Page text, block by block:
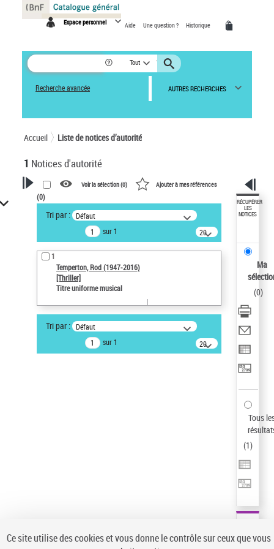
Espace personnel Aide Une question ? Historique
Tout
Recherche avancée AUTRES RECHERCHES
Accueil Liste de notices d’autorité
1 Notices d'autorité
VOTRE RECHERCHE
Recherche avancée dans les
notices d’autorité
Œuvres liées à l'auteur :
Temperton, Rod (1947-2016)
Auteur d’œuvre
Type de notice d'autorité
Titre uniforme musical
Voir la sélection (0) Ajouter à mes références
(0)
Tri par : Défaut
sur 1
20
résultats/page
1
Temperton, Rod (1947-2016)
[Thriller]
Titre uniforme musical
Tri par : Défaut
sur 1
20
résultats/page
RÉCUPÉRER
LES
NOTICES
Ma
(0)
Tous
(1)
Panneau de gestion des cookies
Ce site utilise des cookies et vous donne le contrôle sur ceux que vous